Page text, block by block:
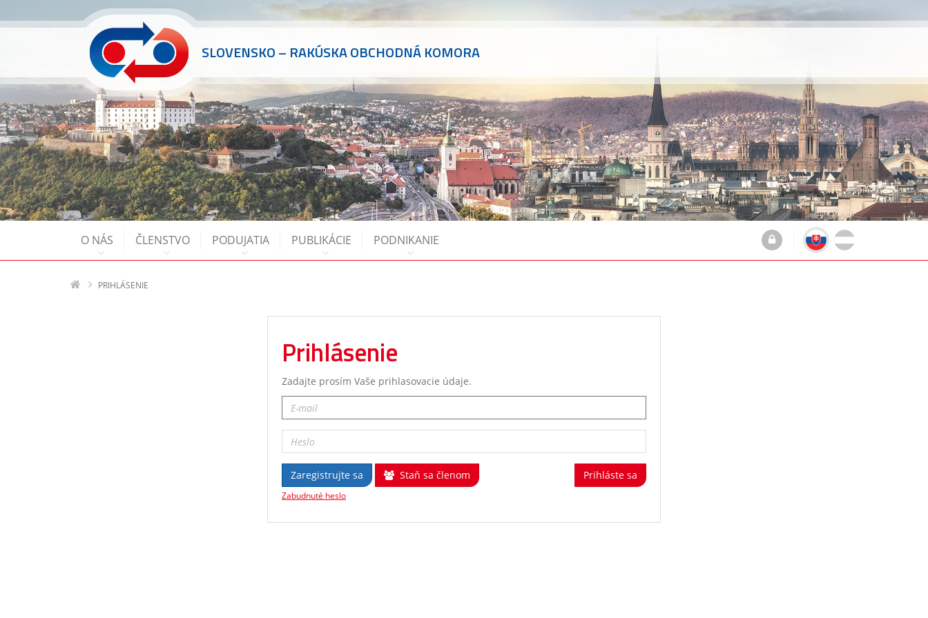
SLOVENSKO – RAKÚSKA OBCHODNÁ KOMORA
O NÁS ČLENSTVO PODUJATIA PUBLIKÁCIE PODNIKANIE
PRIHLÁSENIE
Prihlásenie
Zadajte prosím Vaše prihlasovacie údaje.
Zaregistrujte sa Staň sa členom
Zabudnuté heslo